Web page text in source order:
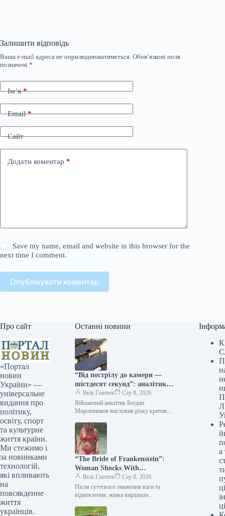
Залишити відповідь
Ваша e-mail адреса не оприлюднюватиметься. Обов’язкові поля
позначені *
Ім’я*
Email*
Сайт
Додати коментар *
Save my name, email and website in this browser for the
next time I comment.
Опублікувати коментар
Про сайт
«Портал
новин
України» —
універсальне
видання про
політику,
освіту, спорт
та культурне
життя країни.
Ми стежимо і
за новинками
технологій,
які впливають
на
повсякденне
життя
українців.
Останні новини
“Від пострілу до камери —
шістдесят секунд”: аналітик
оборонної сфери попередив
про смертельну загрозу
документування влучень
Яків Гнатюк
Сер 8, 2026
Військовий аналітик Богдан
Мирошников висловив різку критику
російських ракетних ударів у мережі
одразу після атак.…
“The Bride of Frankenstein”:
Woman Shocks With
Appearance After Dozens of
Plastic Surgeries (Photo)
Яків Гнатюк
Сер 8, 2026
Після суттєвого зниження ваги та
відновлення, жінка вирішила
вигляд. Протягом року вона пройшла
Л
а
ці